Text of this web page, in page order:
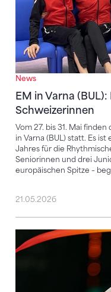
News
EM in Varna
Schweizerinnen
Vom 27. bis 31. Mai
in Varna (BUL) statt. Es
Jahres für die
Seniorinnen und drei
europäischen Spitze –
21.05.2026
Schweizer